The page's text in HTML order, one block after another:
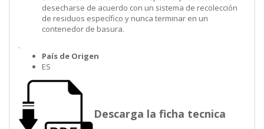
desecharse de acuerdo con un sistema de recolección
de residuos específico y nunca terminar en un
contenedor de basura.
.
País de Origen
ES
Descarga la ficha tecnica